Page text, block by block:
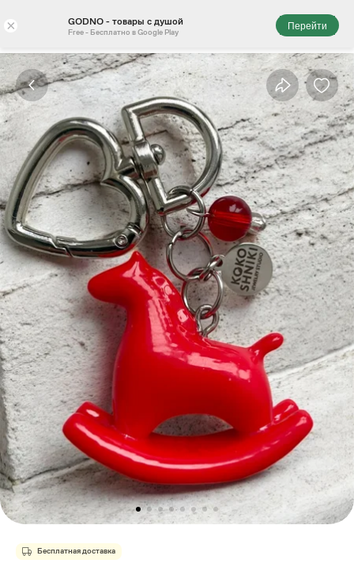
× GODNO - товары с душой
Free - Бесплатно в Google Play
Перейти
Бесплатная доставка